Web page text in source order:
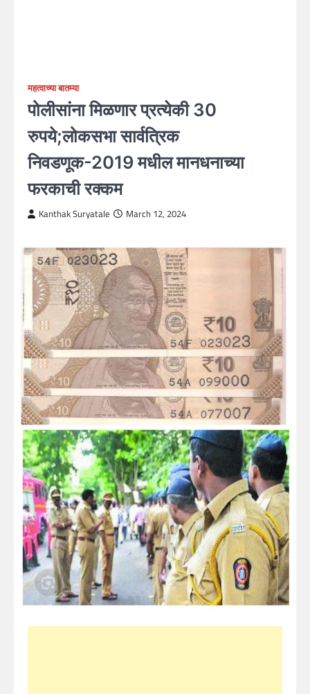
महत्वाच्या बातम्या
पोलीसांना मिळणार प्रत्येकी 30
रुपये;लोकसभा सार्वत्रिक
निवडणूक-2019 मधील मानधनाच्या
फरकाची रक्कम
Kanthak Suryatale March 12, 2024